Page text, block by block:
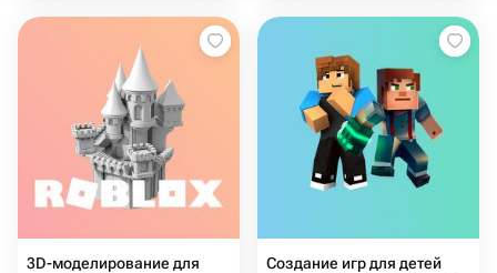
3D-моделирование для
Создание игр для детей